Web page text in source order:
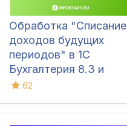
Обработка "Списание
доходов будущих
периодов" в 1С
Бухгалтерия 8.3 и
расширение
62